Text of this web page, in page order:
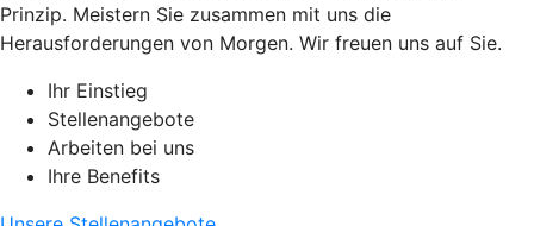
Prinzip. Meistern Sie zusammen mit uns die
Herausforderungen von Morgen. Wir freuen uns auf Sie.
Ihr Einstieg
Stellenangebote
Arbeiten bei uns
Ihre Benefits